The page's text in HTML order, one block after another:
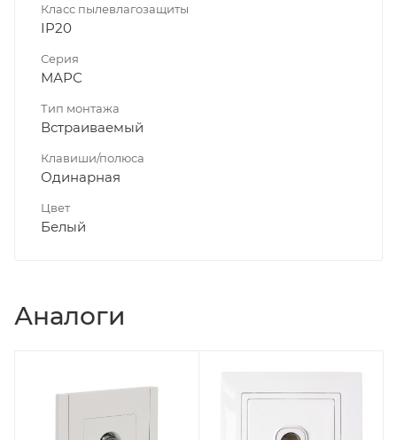
Класс пылевлагозащиты
IP20
Серия
МАРС
Тип монтажа
Встраиваемый
Клавиши/полюса
Одинарная
Цвет
Белый
Аналоги